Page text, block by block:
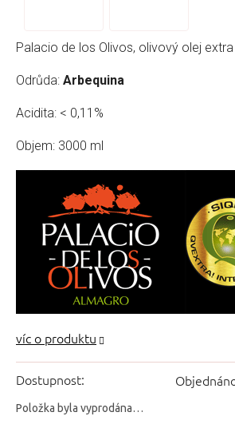
Dostupnost:
Položka byla vyprodána…
Palacio de los Olivos, olivový olej
Odrůda: Arbequina
Acidita: < 0,11%
Objem: 3000 ml